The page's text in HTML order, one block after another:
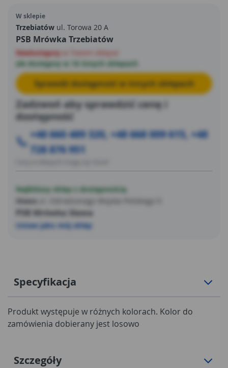
kalanchoe jest znane z tego, że dobrze radzi sobie w
warunkach domowych i wybacza drobne błędy.
W sklepie
Trzebiatów ul. Torowa 20 A
PSB Mrówka Trzebiatów
Niedostępny
ale dostępny w 16 innych sklepach
Sprawdź dostępność w innych sklepach
Zadzwoń aby sprawdzić cenę i
dostępność
+48 660 489 320, +48 668 009 615, +48
728 876 951
Najbliższy sklep z dostępnością
Sława
PSB Mrówka Sława
Ustaw jako mój sklep
Specyfikacja
Produkt występuje w różnych kolorach. Kolor do
zamówienia dobierany jest losowo
Szczegóły